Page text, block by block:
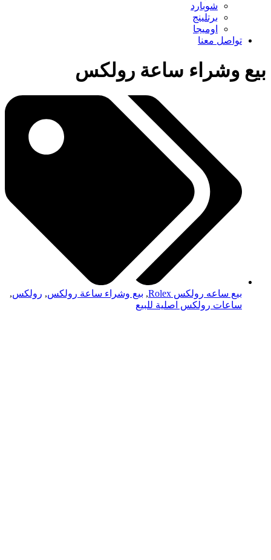
شوبارد
برتلينج
اوميجا
تواصل معنا
بيع وشراء ساعة رولكس
بيع ساعه رولكس Rolex , بيع وشراء ساعة رولكس, رولكس,
ساعات رولكس اصلية للبيع